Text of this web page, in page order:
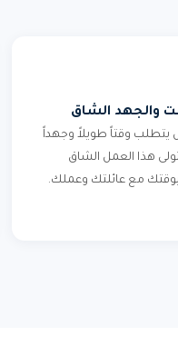
والجهد الشاق
يتطلب وقتاً طويلاً وجهداً
هذا العمل الشاق
بوقتك مع عائلتك وعملك.